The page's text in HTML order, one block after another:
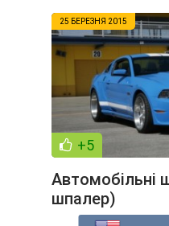
25 БЕРЕЗНЯ 2015
+5
Автомобільні
шпалер)